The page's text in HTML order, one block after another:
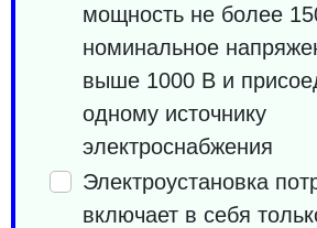
мощность не более
номинальное
выше 1000 В и
одному источнику
электроснабжения
Электроустановка
включает в себя